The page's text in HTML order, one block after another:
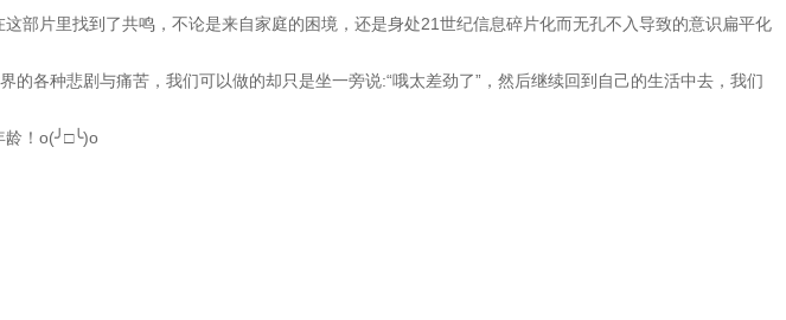
部片里找到了共鸣，不论是来自家庭的困境，还是身处21世纪信息碎片化而无孔不入导致的意识扁平化
各种悲剧与痛苦，我们可以做的却只是坐一旁说:“哦太差劲了”，然后继续回到自己的生活中去，我们
龄！o(╯□╰)o